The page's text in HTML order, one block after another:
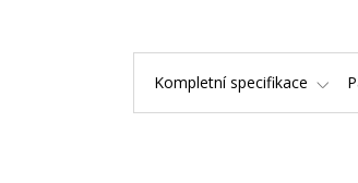
Kompletní specifikace